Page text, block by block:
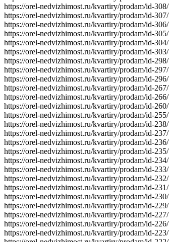
https://orel-nedvizhimost.ru/kvartiry/prodam/id-308/
https://orel-nedvizhimost.ru/kvartiry/prodam/id-307/
https://orel-nedvizhimost.ru/kvartiry/prodam/id-306/
https://orel-nedvizhimost.ru/kvartiry/prodam/id-305/
https://orel-nedvizhimost.ru/kvartiry/prodam/id-304/
https://orel-nedvizhimost.ru/kvartiry/prodam/id-303/
https://orel-nedvizhimost.ru/kvartiry/prodam/id-298/
https://orel-nedvizhimost.ru/kvartiry/prodam/id-297/
https://orel-nedvizhimost.ru/kvartiry/prodam/id-296/
https://orel-nedvizhimost.ru/kvartiry/prodam/id-267/
https://orel-nedvizhimost.ru/kvartiry/prodam/id-266/
https://orel-nedvizhimost.ru/kvartiry/prodam/id-260/
https://orel-nedvizhimost.ru/kvartiry/prodam/id-255/
https://orel-nedvizhimost.ru/kvartiry/prodam/id-238/
https://orel-nedvizhimost.ru/kvartiry/prodam/id-237/
https://orel-nedvizhimost.ru/kvartiry/prodam/id-236/
https://orel-nedvizhimost.ru/kvartiry/prodam/id-235/
https://orel-nedvizhimost.ru/kvartiry/prodam/id-234/
https://orel-nedvizhimost.ru/kvartiry/prodam/id-233/
https://orel-nedvizhimost.ru/kvartiry/prodam/id-232/
https://orel-nedvizhimost.ru/kvartiry/prodam/id-231/
https://orel-nedvizhimost.ru/kvartiry/prodam/id-230/
https://orel-nedvizhimost.ru/kvartiry/prodam/id-229/
https://orel-nedvizhimost.ru/kvartiry/prodam/id-227/
https://orel-nedvizhimost.ru/kvartiry/prodam/id-226/
https://orel-nedvizhimost.ru/kvartiry/prodam/id-223/